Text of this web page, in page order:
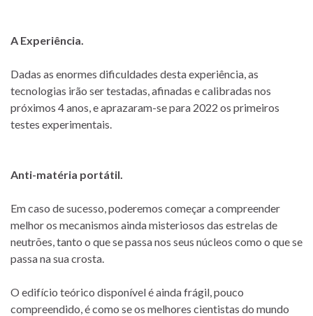
A Experiência.
Dadas as enormes dificuldades desta experiência, as
tecnologias irão ser testadas, afinadas e calibradas nos
próximos 4 anos, e aprazaram-se para 2022 os primeiros
testes experimentais.
Anti-matéria portátil.
Em caso de sucesso, poderemos começar a compreender
melhor os mecanismos ainda misteriosos das estrelas de
neutrões, tanto o que se passa nos seus núcleos como o que se
passa na sua crosta.
O edifício teórico disponível é ainda frágil, pouco
compreendido, é como se os melhores cientistas do mundo